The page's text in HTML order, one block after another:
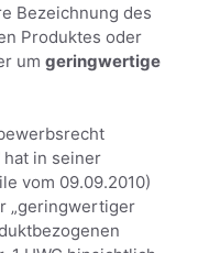
Bezeichnung des
Produktes oder
um geringwertige
hat in seiner
vom 09.09.2010)
„geringwertiger